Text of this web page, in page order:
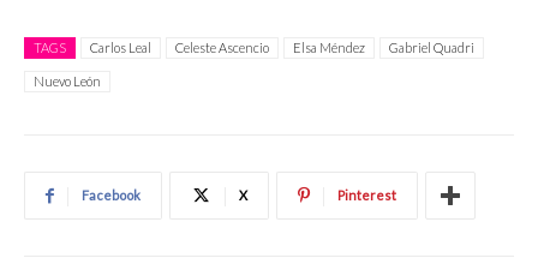
TAGS Carlos Leal Celeste Ascencio Elsa Méndez Gabriel Quadri
Nuevo León
Facebook X Pinterest